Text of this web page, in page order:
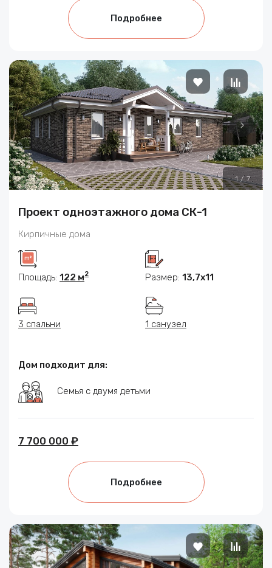
Подробнее
1 / 7
Проект одноэтажного дома СК-1
Кирпичные дома
Площадь: 122 м2 Размер: 13,7х11
3 спальни 1 санузел
Дом подходит для:
Семья с двумя детьми
7 700 000 ₽
Подробнее